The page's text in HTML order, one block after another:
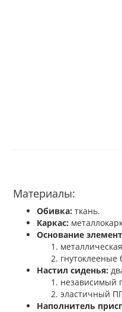
Материалы:
Обивка: ткань.
Каркас:
Основание
Настил сиденья:
независимый
эластичный
Наполнитель